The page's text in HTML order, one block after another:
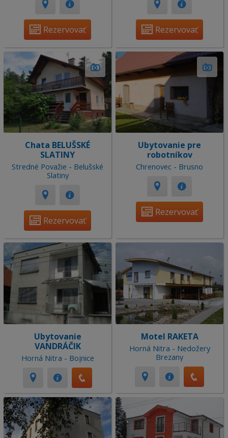
Rezervovať Rezervovať
Chata BELUŠSKÉ
SLATINY
Stredné Považie - Belušské
Slatiny
Rezervovať
Ubytovanie pre
robotníkov
Chrenovec - Brusno
Rezervovať
Ubytovanie
VANDRÁČIK
Horná Nitra - Bojnice
Motel RAKETA
Horná Nitra - Nedožery
Brezany